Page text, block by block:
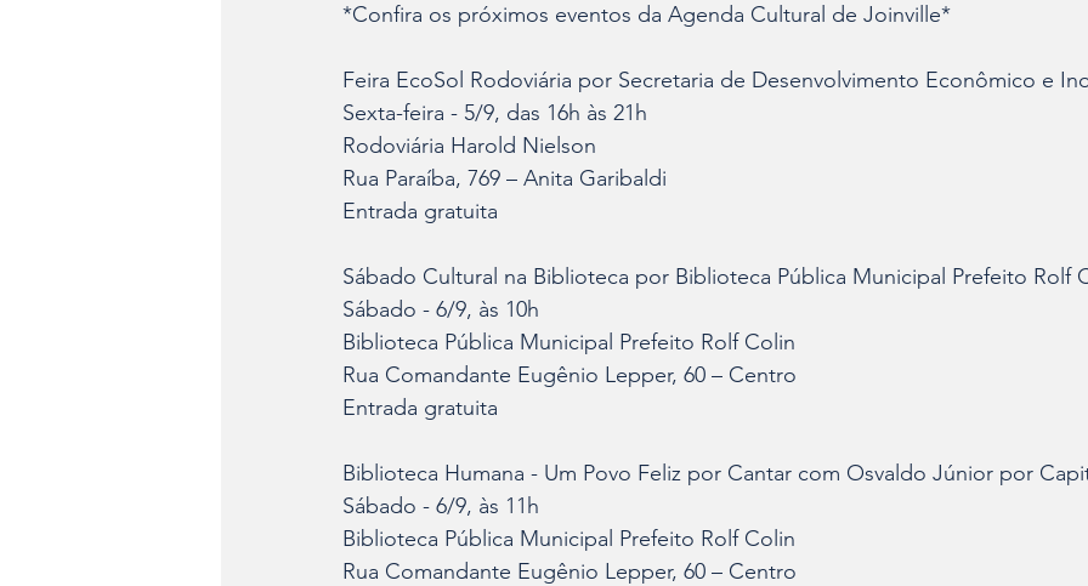
*Confira os próximos eventos da Agenda Cultural de Joinville*
Feira EcoSol Rodoviária por Secretaria de Desenvolvimento Econômico e
Sexta-feira - 5/9, das 16h às 21h
Rodoviária Harold Nielson
Rua Paraíba, 769 – Anita Garibaldi
Entrada gratuita
Sábado Cultural na Biblioteca por Biblioteca Pública Municipal Prefeito Rolf
Sábado - 6/9, às 10h
Biblioteca Pública Municipal Prefeito Rolf Colin
Rua Comandante Eugênio Lepper, 60 – Centro
Entrada gratuita
Biblioteca Humana - Um Povo Feliz por Cantar com Osvaldo Júnior por
Sábado - 6/9, às 11h
Biblioteca Pública Municipal Prefeito Rolf Colin
Rua Comandante Eugênio Lepper, 60 – Centro